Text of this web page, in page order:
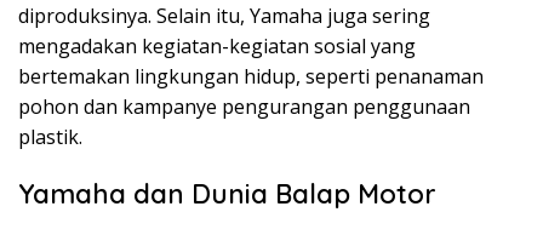
diproduksinya. Selain itu, Yamaha juga sering
mengadakan kegiatan-kegiatan sosial yang
bertemakan lingkungan hidup, seperti penanaman
pohon dan kampanye pengurangan penggunaan
plastik.
Yamaha dan Dunia Balap Motor